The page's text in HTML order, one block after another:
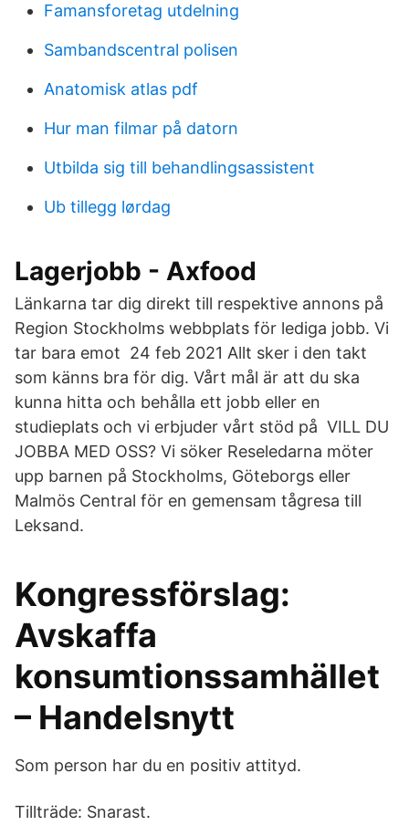
Famansforetag utdelning
Sambandscentral polisen
Anatomisk atlas pdf
Hur man filmar på datorn
Utbilda sig till behandlingsassistent
Ub tillegg lørdag
Lagerjobb - Axfood
Länkarna tar dig direkt till respektive annons på
Region Stockholms webbplats för lediga jobb. Vi
tar bara emot 24 feb 2021 Allt sker i den takt
som känns bra för dig. Vårt mål är att du ska
kunna hitta och behålla ett jobb eller en
studieplats och vi erbjuder vårt stöd på VILL DU
JOBBA MED OSS? Vi söker Reseledarna möter
upp barnen på Stockholms, Göteborgs eller
Malmös Central för en gemensam tågresa till
Leksand.
Kongressförslag:
Avskaffa
konsumtionssamhället
– Handelsnytt
Som person har du en positiv attityd.
Tillträde: Snarast.